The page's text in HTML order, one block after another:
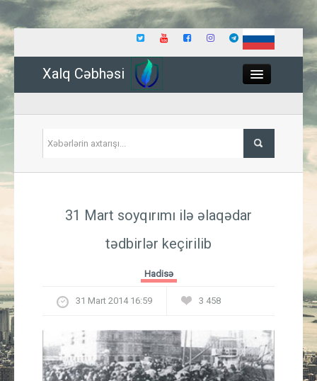
Xalq Cəbhəsi
İqtisadiyyat
Güney Azərbaycan
Mədəniyyət
31 Mart soyqırımı ilə əlaqədar
tədbirlər keçirilib
Hadisə
31 Mart 2014 16:59 3 458